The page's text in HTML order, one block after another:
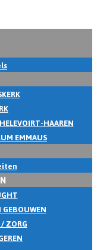
HAAREN
EMMAUS
ZORG